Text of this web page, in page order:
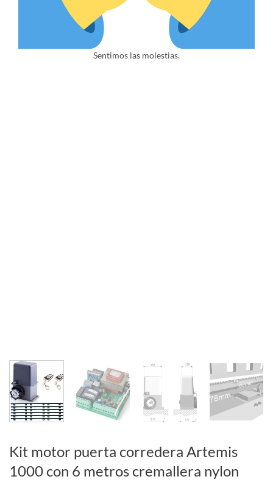
Sentimos las molestias.
Kit motor puerta corredera Artemis
1000 con 6 metros cremallera nylon